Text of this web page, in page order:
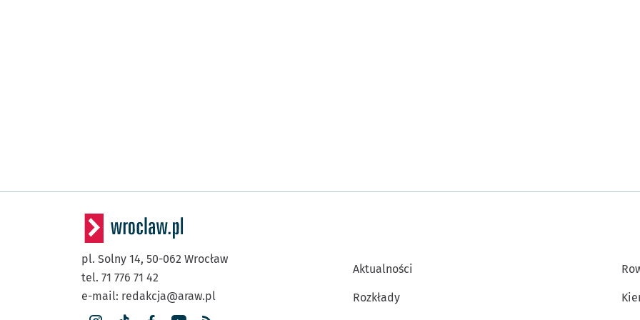
pl. Solny 14, 50-062 Wrocław
tel. 71 776 71 42
e-mail: redakcja@araw.pl
Aktualności
Rozkłady